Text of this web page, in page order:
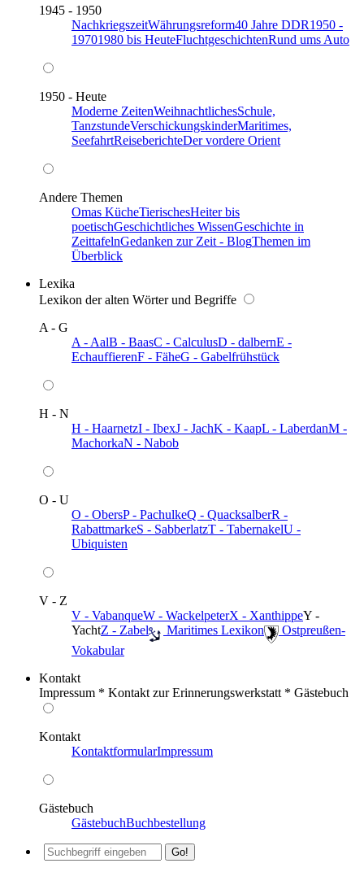
1945 - 1950
NachkriegszeitWährungsreform40 Jahre DDR1950 -
19701980 bis HeuteFluchtgeschichtenRund ums Auto
1950 - Heute
Moderne ZeitenWeihnachtlichesSchule,
TanzstundeVerschickungskinderMaritimes,
SeefahrtReiseberichteDer vordere Orient
Andere Themen
Omas KücheTierischesHeiter bis
poetischGeschichtliches WissenGeschichte in
ZeittafelnGedanken zur Zeit - BlogThemen im
Überblick
Lexika
Lexikon der alten Wörter und Begriffe
A - G
A - AalB - BaasC - CalculusD - dalbernE -
EchauffierenF - FäheG - Gabelfrühstück
H - N
H - HaarnetzI - IbexJ - JachK - KaapL - LaberdanM -
MachorkaN - Nabob
O - U
O - ObersP - PachulkeQ - QuacksalberR -
RabattmarkeS - SabberlatzT - TabernakelU -
Ubiquisten
V - Z
V - VabanqueW - WackelpeterX - XanthippeY -
YachtZ - Zabel ️ Maritimes Lexikon
️ Ostpreußen-
Vokabular
Kontakt
Impressum * Kontakt zur Erinnerungswerkstatt * Gästebuch
Kontakt
KontaktformularImpressum
Gästebuch
GästebuchBuchbestellung